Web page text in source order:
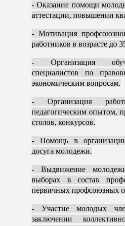
- Оказание помощи
аттестации, повышении
- Мотивация
работников в возрасте до
- Организация
специалистов по
экономическим вопросам.
- Организация
педагогическим опытом,
столов, конкурсов.
- Помощь в
досуга молодежи.
- Выдвижение
выборах в состав
первичных профсоюзных
- Участие молодых
заключении